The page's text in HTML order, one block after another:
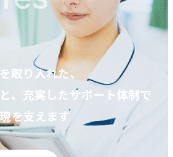
取り入れた、
、充実したサポート体制で
を支えます